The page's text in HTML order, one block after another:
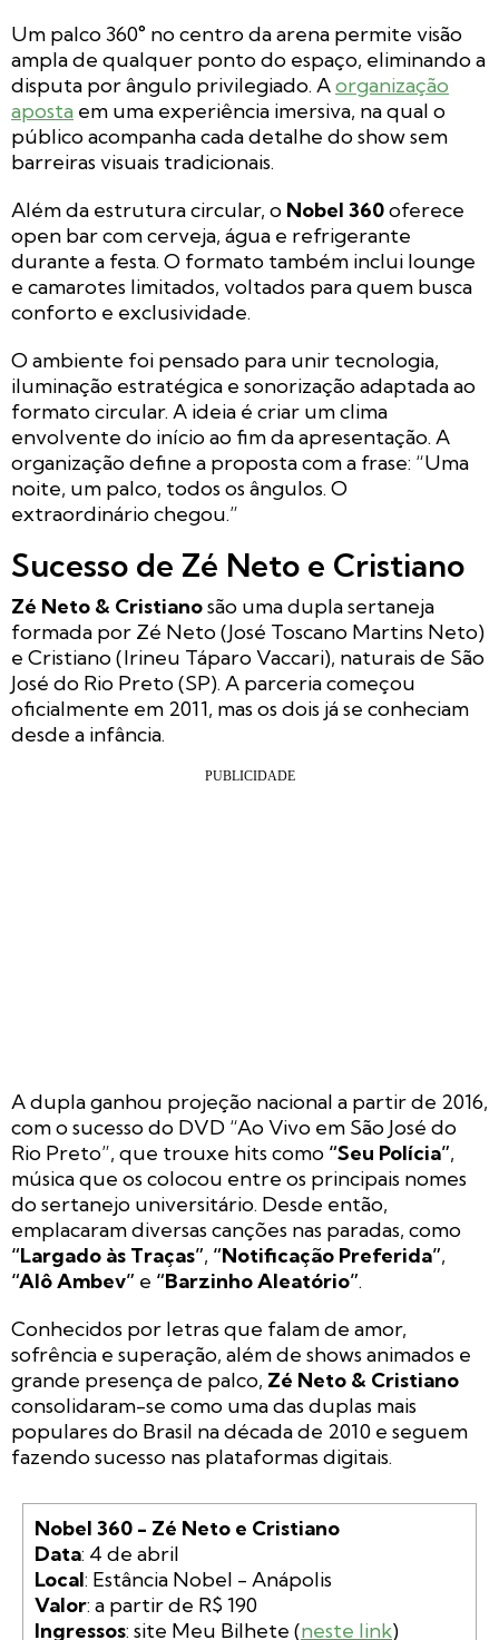
Um palco 360° no centro da arena permite visão
ampla de qualquer ponto do espaço, eliminando a
disputa por ângulo privilegiado. Aorganização
aposta em uma experiência imersiva, na qual o
público acompanha cada detalhe do show sem
barreiras visuais tradicionais.
Além da estrutura circular, o Nobel 360oferece
open bar com cerveja, água e refrigerante
durante a festa. O formato também inclui lounge
e camarotes limitados, voltados para quem busca
conforto e exclusividade.
O ambiente foi pensado para unir tecnologia,
iluminação estratégica e sonorização adaptada ao
formato circular. A ideia é criar um clima
envolvente do início ao fim da apresentação. A
organização define a proposta com a frase: “Uma
noite, um palco, todos os ângulos. O
extraordinário chegou.”
Sucesso de Zé Neto e Cristiano
Zé Neto & Cristianosão uma dupla sertaneja
formada por Zé Neto (José Toscano Martins Neto)
e Cristiano (Irineu Táparo Vaccari), naturais de São
José do Rio Preto (SP). A parceria começou
oficialmente em 2011, mas os dois já se conheciam
desde a infância.
A dupla ganhou projeção nacional a partir de 2016,
com o sucesso do DVD “Ao Vivo em São José do
Rio Preto”, que trouxe hits como “Seu Polícia”,
música que os colocou entre os principais nomes
do sertanejo universitário. Desde então,
emplacaram diversas canções nas paradas, como
“Largado às Traças”, “Notificação Preferida”,
“Alô Ambev” e “Barzinho Aleatório”.
Conhecidos por letras que falam de amor,
sofrência e superação, além de shows animados e
grande presença de palco, Zé Neto & Cristiano
consolidaram-se como uma das duplas mais
populares do Brasil na década de 2010 e seguem
fazendo sucesso nas plataformas digitais.
Nobel 360 - Zé Neto e Cristiano
Data
Local
Valor
Ingressos: site Meu Bilhete (neste link)